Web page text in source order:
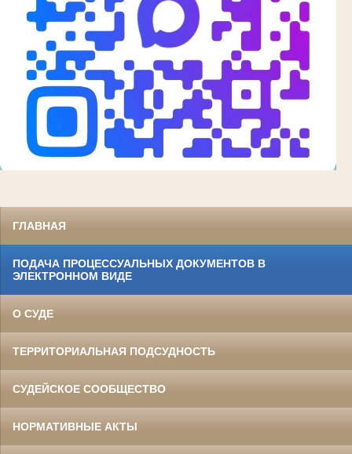
ГЛАВНАЯ
ПОДАЧА ПРОЦЕССУАЛЬНЫХ ДОКУМЕНТОВ В
ЭЛЕКТРОННОМ ВИДЕ
О СУДЕ
ТЕРРИТОРИАЛЬНАЯ ПОДСУДНОСТЬ
СУДЕЙСКОЕ СООБЩЕСТВО
НОРМАТИВНЫЕ АКТЫ